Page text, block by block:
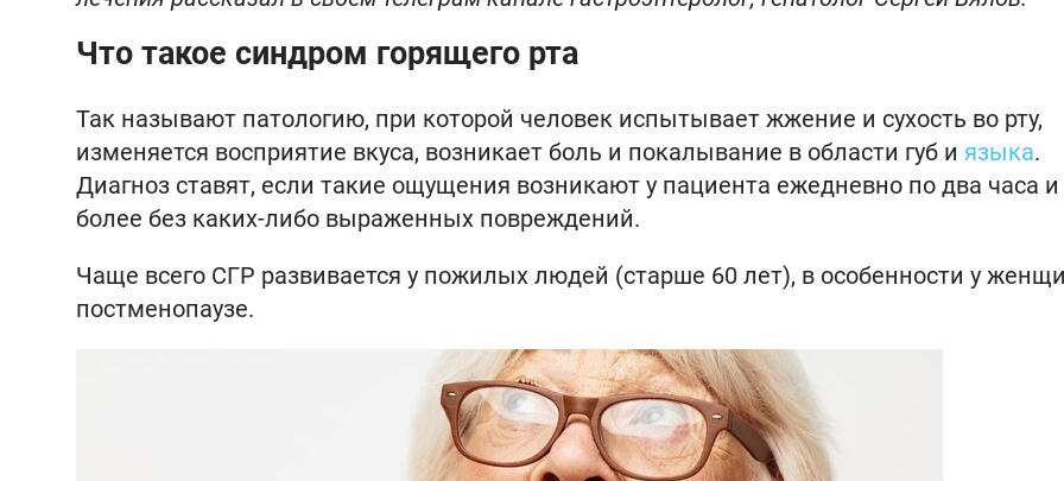
Что такое синдром горящего рта
Так называют патологию, при которой человек испытывает жжение и сухость во рту,
изменяется восприятие вкуса, возникает боль и покалывание в области губ и языка.
Диагноз ставят, если такие ощущения возникают у пациента ежедневно по два часа и
более без каких-либо выраженных повреждений.
Чаще всего СГР развивается у пожилых людей (старше 60 лет), в особенности у
постменопаузе.